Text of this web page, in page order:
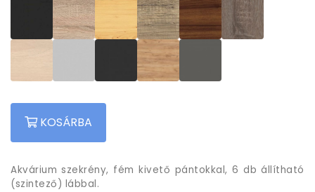
KOSÁRBA
Akvárium szekrény, fém kivető pántokkal, 6 db állítható
(szintező) lábbal.